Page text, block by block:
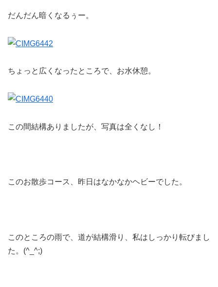
だんだん暗くなるぅー。
ちょっと広くなったところで、お水休憩。
この間結構ありましたが、写真は全くなし！
このお散歩コース、昨日はなかなかヘビーでした。
このところの雨で、道が結構滑り、私はしっかり転びまし
た。(^_^;)